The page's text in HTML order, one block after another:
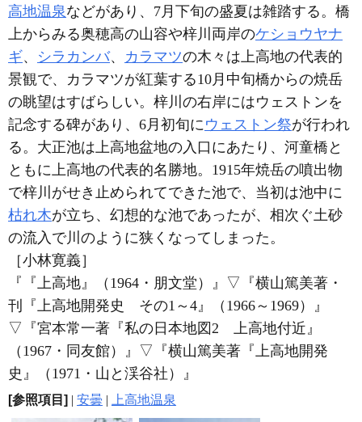
高地温泉などがあり、7月下旬の盛夏は雑踏する。橋
上からみる奥穂高の山容や梓川両岸のケショウヤナ
ギ、 シラカンバ、 カラマツの木々は上高地の代表的
景観で、カラマツが紅葉する10月中旬橋からの焼岳
の眺望はすばらしい。梓川の右岸にはウェストンを
記念する碑があり、6月初旬にウェストン祭が行われ
る。大正池は上高地盆地の入口にあたり、河童橋と
ともに上高地の代表的名勝地。1915年焼岳の噴出物
で梓川がせき止められてできた池で、当初は池中に
枯れ木が立ち、幻想的な池であったが、相次ぐ土砂
の流入で川のように狭くなってしまった。
［小林寛義］
『『上高地』（1964・朋文堂）』 ▽ 『横山篤美著・
刊『上高地開発史 その1～4』（1966～1969）』
▽ 『宮本常一著『私の日本地図2 上高地付近』
（1967・同友館）』 ▽ 『横山篤美著『上高地開発
史』（1971・山と渓谷社）』
[参照項目] | 安曇 | 上高地温泉